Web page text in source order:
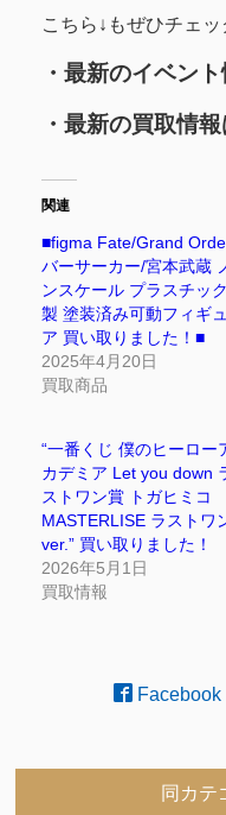
こちら↓もぜひチェ
・最新のイベン
・最新の買取情報
関連
■figma Fate/Grand
バーサーカー/宮本武蔵
ンスケール プラスチック
製 塗装済み可動フィギュ
ア 買い取りました！■
2025年4月20日
買取商品
“一番くじ 僕のヒーロー
カデミア Let you down
ストワン賞 トガヒミコ
MASTERLISE ラストワ
ver.” 買い取りました！
2026年5月1日
買取情報
Facebook
同カテ